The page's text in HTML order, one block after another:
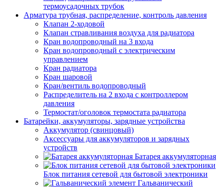
термоусадочных трубок
Арматура трубная, распределение, контроль давления
Клапан 2-ходовой
Клапан стравливания воздуха для радиатора
Кран водопроводный на 3 входа
Кран водопроводный с электрическим
управлением
Кран радиатора
Кран шаровой
Кран/вентиль водопроводный
Распределитель на 2 входа с контроллером
давления
Термостат/оголовок термостата радиатора
Батарейки, аккумуляторы, зарядные устройства
Аккумулятор (свинцовый)
Аксессуары для аккумуляторов и зарядных
устройств
Батарея аккумуляторная
Блок питания сетевой для бытовой электроники
Гальванический